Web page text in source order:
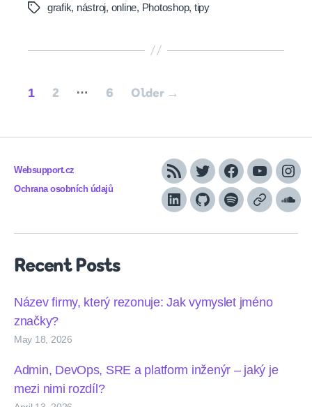
Tagsgrafik, nástroj, online, Photoshop, tipy
Posts
1 2 … 6 Older →
Websupport.cz
Ochrana osobních údajů
RSS TwitterFacebook
YouTube
LinkedInGithubSpotifyApple
Recent Posts
Název firmy, který rezonuje: Jak vymyslet jméno
značky?
May 18, 2026
Admin, DevOps, SRE a platform inženýr – jaký je
mezi nimi rozdíl?